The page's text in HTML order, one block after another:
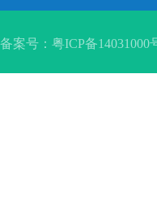
备案号： 粤ICP备14031000